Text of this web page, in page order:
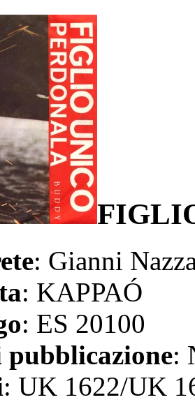
: Gianni
: KAPPAÓ
: ES 20100
pubblicazione:
: UK 1622/UK